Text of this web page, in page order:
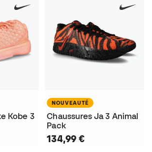
Kobe 3
NOUVEAUTÉ
Chaussures Ja 3 Animal
Pack
134,99 €